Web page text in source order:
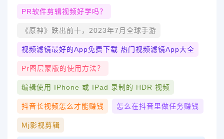
PR软件剪辑视频好学吗？
《原神》跌出前十，2023年7月全球手游
视频滤镜最好的app免费下载 热门视频滤镜app大全
Pr图层蒙版的使用方法？
编辑使用 IPhone 或 IPad 录制的 HDR 视频
抖音长视频怎么才能赚钱 怎么在抖音里做任务赚钱
Mj影视剪辑